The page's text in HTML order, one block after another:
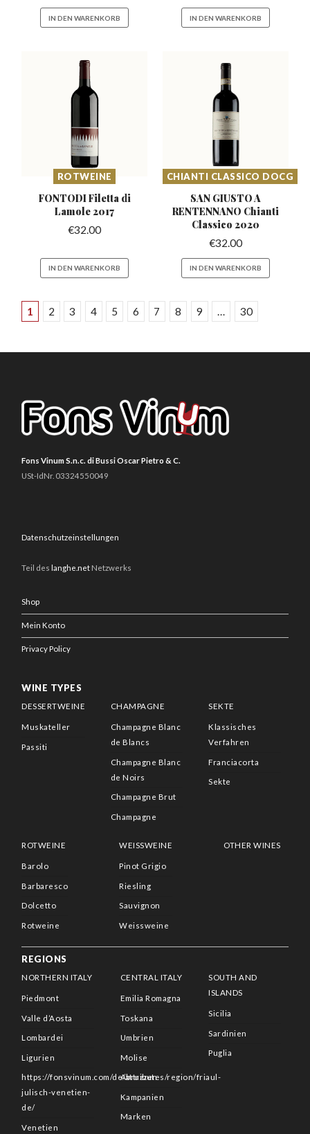
IN DEN WARENKORB IN DEN WARENKORB
ROTWEINE
FONTODI Filetta di
Lamole 2017
€32.00
IN DEN WARENKORB
CHIANTI CLASSICO DOCG
SAN GIUSTO A
RENTENNANO Chianti
Classico 2020
€32.00
IN DEN WARENKORB
1 2 3 4 5 6 7 8 9 … 30
Fons Vinum S.n.c. di Bussi Oscar Pietro & C.
USt-IdNr. 03324550049
Datenschutzeinstellungen
Teil deslanghe.net Netzwerks
Shop
Mein Konto
Privacy Policy
WINE TYPES
DESSERTWEINE
Muskateller
Passiti
CHAMPAGNE
Champagne Blanc
de Blancs
Champagne Blanc
de Noirs
Champagne Brut
Champagne
SEKTE
Klassisches
Verfahren
Franciacorta
Sekte
ROTWEINE
Barolo
Barbaresco
Dolcetto
Rotweine
WEISSWEINE
Pinot Grigio
Riesling
Sauvignon
Weissweine
OTHER WINES
REGIONS
NORTHERN ITALY
Piedmont
Valle d’Aosta
Lombardei
Ligurien
https://fonsvinum.com/de/attributes/region/friaul-
julisch-venetien-
de/
Venetien
CENTRAL ITALY
Emilia Romagna
Toskana
Umbrien
Molise
Abruzzen
Kampanien
Marken
SOUTH AND
ISLANDS
Sicilia
Sardinien
Puglia